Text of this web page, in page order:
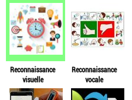
Reconnaissance
visuelle
Reconnaissance
vocale